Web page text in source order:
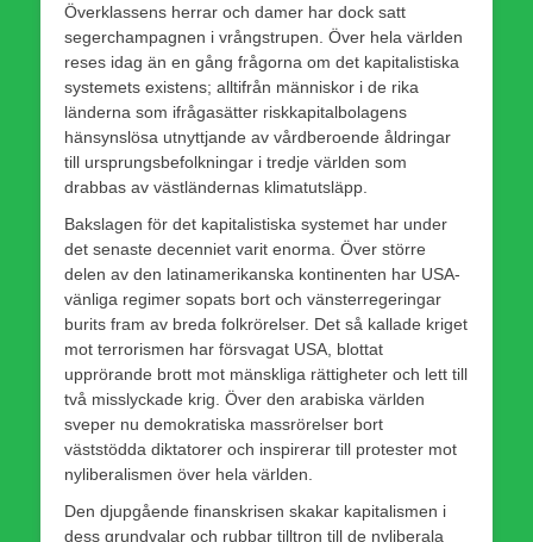
Överklassens herrar och damer har dock satt
segerchampagnen i vrångstrupen. Över hela världen
reses idag än en gång frågorna om det kapitalistiska
systemets existens; alltifrån människor i de rika
länderna som ifrågasätter riskkapitalbolagens
hänsynslösa utnyttjande av vårdberoende åldringar
till ursprungsbefolkningar i tredje världen som
drabbas av västländernas klimatutsläpp.
Bakslagen för det kapitalistiska systemet har under
det senaste decenniet varit enorma. Över större
delen av den latinamerikanska kontinenten har USA-
vänliga regimer sopats bort och vänsterregeringar
burits fram av breda folkrörelser. Det så kallade kriget
mot terrorismen har försvagat USA, blottat
upprörande brott mot mänskliga rättigheter och lett till
två misslyckade krig. Över den arabiska världen
sveper nu demokratiska massrörelser bort
väststödda diktatorer och inspirerar till protester mot
nyliberalismen över hela världen.
Den djupgående finanskrisen skakar kapitalismen i
dess grundvalar och rubbar tilltron till de nyliberala